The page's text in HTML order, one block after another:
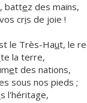
battez des mains,
cris de joie !
le Très-Haut, le
te la terre,
et des nations,
sous nos pieds ;
s l'héritage,